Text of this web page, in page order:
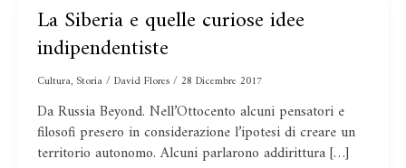
La Siberia e quelle curiose idee
indipendentiste
Cultura, Storia/David Flores/28 Dicembre 2017
Da Russia Beyond. Nell’Ottocento alcuni pensatori e
filosofi presero in considerazione l’ipotesi di creare un
territorio autonomo. Alcuni parlarono addirittura […]
La
Siberia
e
quelle
curiose
idee
indipendentiste